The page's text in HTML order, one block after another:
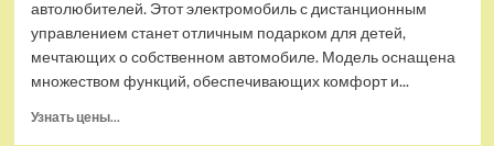
автолюбителей. Этот электромобиль с дистанционным
управлением станет отличным подарком для детей,
мечтающих о собственном автомобиле. Модель оснащена
множеством функций, обеспечивающих комфорт и...
Узнать цены...